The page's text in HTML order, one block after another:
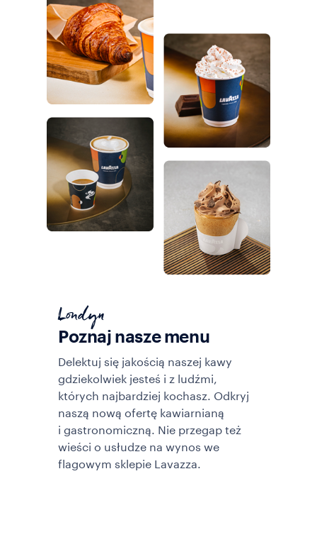
Londyn
Poznaj nasze menu
Delektuj się jakością naszej kawy
gdziekolwiek jesteś i z ludźmi,
których najbardziej kochasz. Odkryj
naszą nową ofertę kawiarnianą
i gastronomiczną. Nie przegap też
wieści o usłudze na wynos we
flagowym sklepie Lavazza.